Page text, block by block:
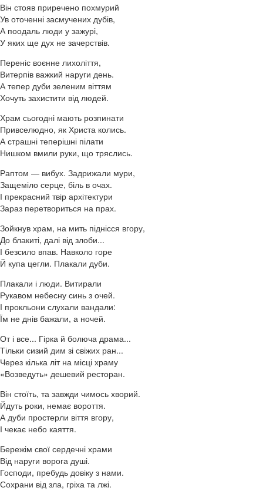
Він стояв приречено похмурий
Ув оточенні засмучених дубів,
А поодаль люди у зажурі,
У яких ще дух не зачерствів.
Переніс воєнне лихоліття,
Витерпів важкий наруги день.
А тепер дуби зеленим віттям
Хочуть захистити від людей.
Храм сьогодні мають розпинати
Привселюдно, як Христа колись.
А страшні теперішні пілати
Нишком вмили руки, що тряслись.
Раптом — вибух. Задрижали мури,
Защеміло серце, біль в очах.
І прекрасний твір архітектури
Зараз перетвориться на прах.
Зойкнув храм, на мить піднісся вгору,
До блакиті, далі від злоби...
І безсило впав. Навколо горе
Й купа цегли. Плакали дуби.
Плакали і люди. Витирали
Рукавом небесну синь з очей.
І прокльони слухали вандали:
Їм не днів бажали, а ночей.
От і все... Гірка й болюча драма...
Тільки сизий дим зі свіжих ран...
Через кілька літ на місці храму
«Возведуть» дешевий ресторан.
Він стоїть, та завжди чимось хворий.
Йдуть роки, немає вороття.
А дуби простерли віття вгору,
І чекає небо каяття.
Бережім свої сердечні храми
Від наруги ворога душі.
Господи, пребудь довіку з нами.
Сохрани від зла, гріха та лжі.